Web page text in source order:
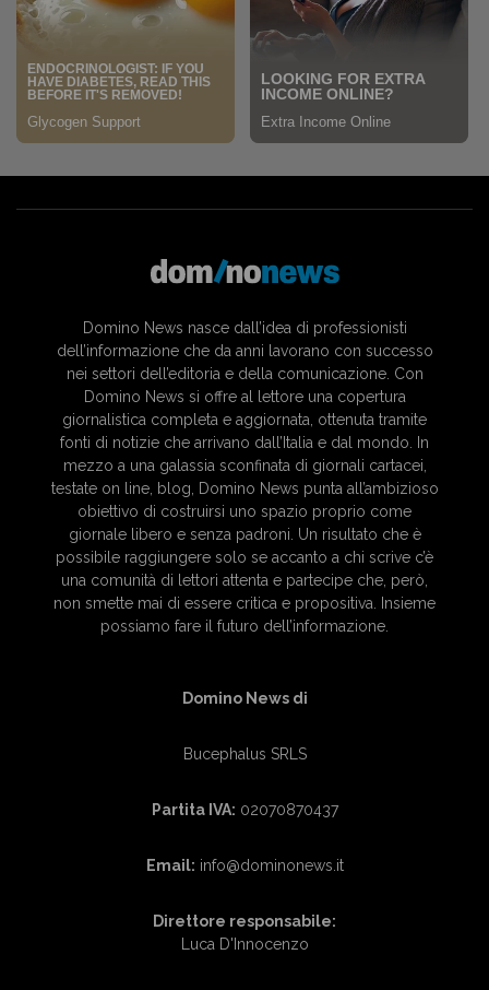
Domino News nasce dall’idea di professionisti
dell’informazione che da anni lavorano con successo
nei settori dell’editoria e della comunicazione. Con
Domino News si offre al lettore una copertura
giornalistica completa e aggiornata, ottenuta tramite
fonti di notizie che arrivano dall’Italia e dal mondo. In
mezzo a una galassia sconfinata di giornali cartacei,
testate on line, blog, Domino News punta all’ambizioso
obiettivo di costruirsi uno spazio proprio come
giornale libero e senza padroni. Un risultato che è
possibile raggiungere solo se accanto a chi scrive c’è
una comunità di lettori attenta e partecipe che, però,
non smette mai di essere critica e propositiva. Insieme
possiamo fare il futuro dell’informazione.
Domino News di
Bucephalus SRLS
Partita IVA: 02070870437
Email: info@dominonews.it
Direttore responsabile:
Luca D'Innocenzo